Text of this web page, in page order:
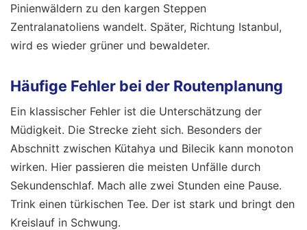
Pinienwäldern zu den kargen Steppen
Zentralanatoliens wandelt. Später, Richtung Istanbul,
wird es wieder grüner und bewaldeter.
Häufige Fehler bei der Routenplanung
Ein klassischer Fehler ist die Unterschätzung der
Müdigkeit. Die Strecke zieht sich. Besonders der
Abschnitt zwischen Kütahya und Bilecik kann monoton
wirken. Hier passieren die meisten Unfälle durch
Sekundenschlaf. Mach alle zwei Stunden eine Pause.
Trink einen türkischen Tee. Der ist stark und bringt den
Kreislauf in Schwung.